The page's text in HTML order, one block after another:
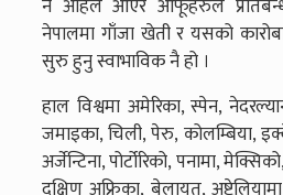
नै अहिले आएर आफूहरुले
नेपालमा गाँजा खेती र यसको
सुरु हुनु स्वाभाविक नै हो ।
हाल विश्वमा अमेरिका, स्पेन,
जमाइका, चिली, पेरु, कोलम्बिया,
अर्जेन्टिना, पोर्टोरिको, पनामा,